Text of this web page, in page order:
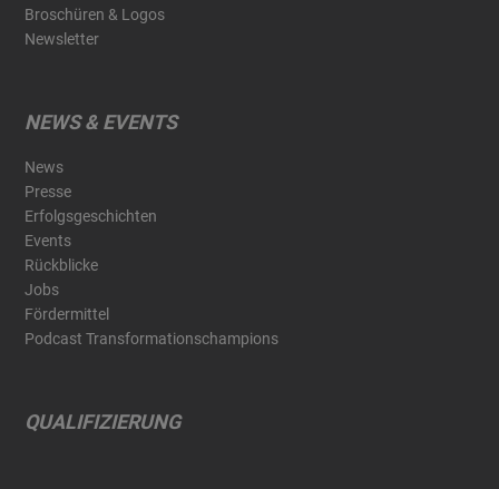
Broschüren & Logos
Newsletter
NEWS & EVENTS
News
Presse
Erfolgsgeschichten
Events
Rückblicke
Jobs
Fördermittel
Podcast Transformationschampions
QUALIFIZIERUNG